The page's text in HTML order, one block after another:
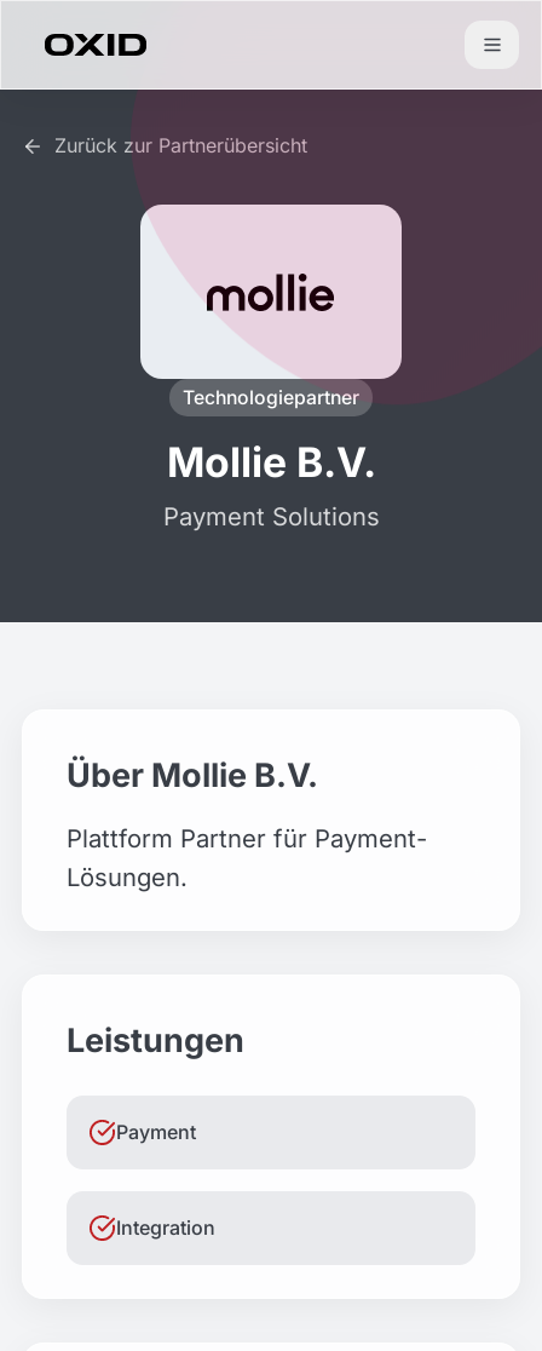
Zurück zur Partnerübersicht
Technologiepartner
Mollie B.V.
Payment Solutions
Über Mollie B.V.
Plattform Partner für Payment-
Lösungen.
Leistungen
Payment
Integration